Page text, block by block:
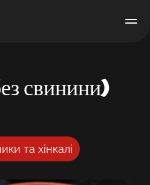
свинини)
та хінкалі